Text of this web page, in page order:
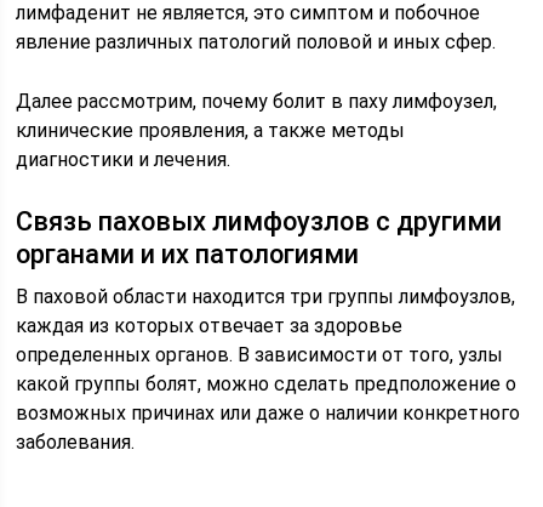
лимфаденит не является, это симптом и побочное
явление различных патологий половой и иных сфер.
Далее рассмотрим, почему болит в паху лимфоузел,
клинические проявления, а также методы
диагностики и лечения.
Связь паховых лимфоузлов с другими
органами и их патологиями
В паховой области находится три группы лимфоузлов,
каждая из которых отвечает за здоровье
определенных органов. В зависимости от того, узлы
какой группы болят, можно сделать предположение о
возможных причинах или даже о наличии конкретного
заболевания.